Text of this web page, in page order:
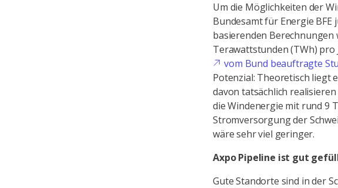
Um die Möglichkeiten der
Bundesamt für Energie
basierenden Berechnungen
Terawattstunden (TWh) pro
vom Bund beauftragte
Potenzial: Theoretisch liegt
davon tatsächlich
die Windenergie mit rund 9
Stromversorgung der
wäre sehr viel geringer.
Axpo Pipeline ist gut
Gute Standorte sind in der